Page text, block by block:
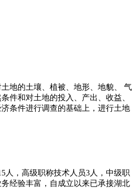
地的土壤、植被、地形、地貌、 气
件和对土地的投入、产出、收益、
条件进行调查的基础上，进行土地
人，高级职称技术人员3人，中级职
经验丰富，自成立以来已承接湖北